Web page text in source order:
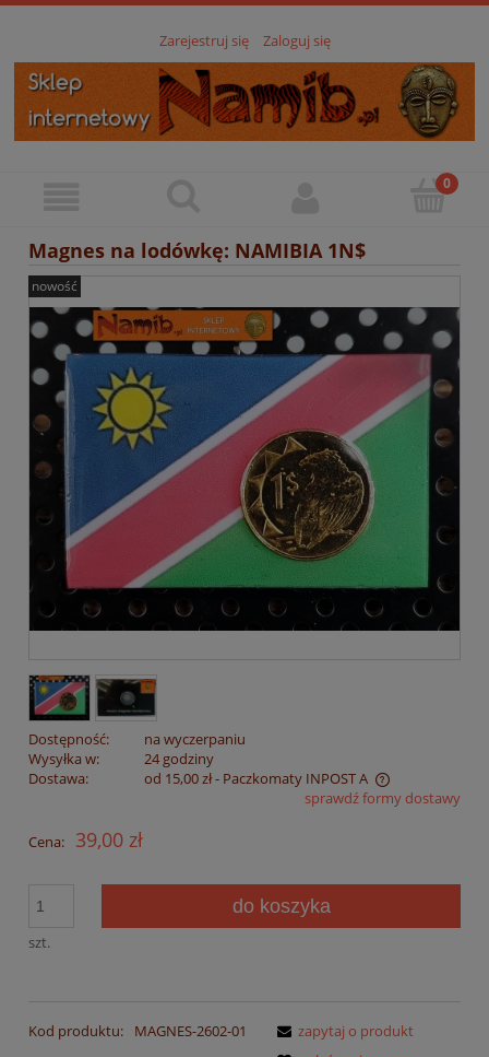
Zarejestruj się Zaloguj się
Magnes na lodówkę: NAMIBIA 1N$
nowość
Dostępność:
na wyczerpaniu
Wysyłka w:
24 godziny
Dostawa:
od 15,00 zł- Paczkomaty INPOST A
Cena nie zawiera ewentualnych kosztów płatnościsprawdź formy dostawy
Cena: 39,00 zł
szt.
do koszyka
Kod produktu: MAGNES-2602-01
zapytaj o produkt